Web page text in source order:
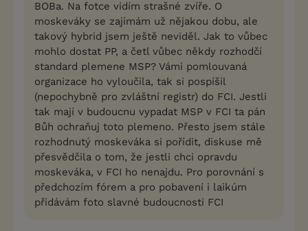
BOBa. Na fotce vidím strašné zvíře. O
moskeváky se zajímám už nějakou dobu, ale
takový hybrid jsem ještě neviděl. Jak to vůbec
mohlo dostat PP, a četl vůbec někdy rozhodčí
standard plemene MSP? Vámi pomlouvaná
organizace ho vyloučila, tak si pospíšil
(nepochybně pro zvláštní registr) do FCI. Jestli
tak mají v budoucnu vypadat MSP v FCI ta pán
Bůh ochraňuj toto plemeno. Přesto jsem stále
rozhodnutý moskeváka si pořídit, diskuse mě
přesvědčila o tom, že jestli chci opravdu
moskeváka, v FCI ho nenajdu. Pro porovnání s
předchozím fórem a pro pobavení i laikúm
přidávám foto slavné budoucnosti FCI